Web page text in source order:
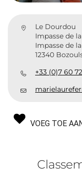
Le Dourdou
Impasse de
Impasse de
12340
+33 (0)7 60
VOEG TOE